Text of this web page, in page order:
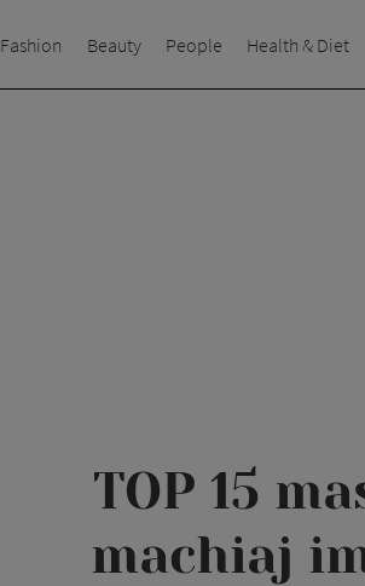
Fashion Beauty People Health & Diet
TOP 15
machiaj